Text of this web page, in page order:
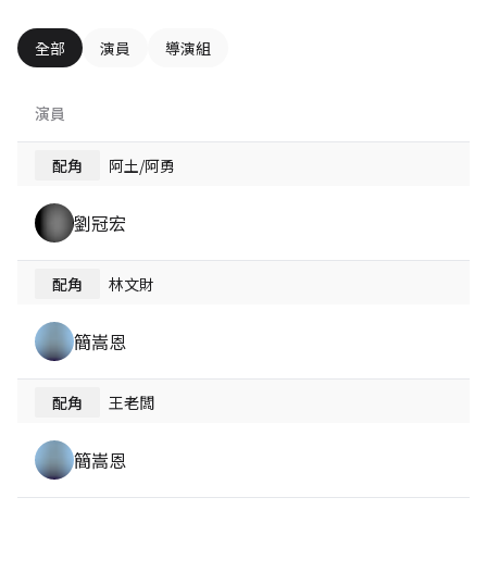
全部 演員 導演組
演員
配角 阿土/阿勇
劉冠宏
配角 林文財
簡嵩恩
配角 王老闆
簡嵩恩